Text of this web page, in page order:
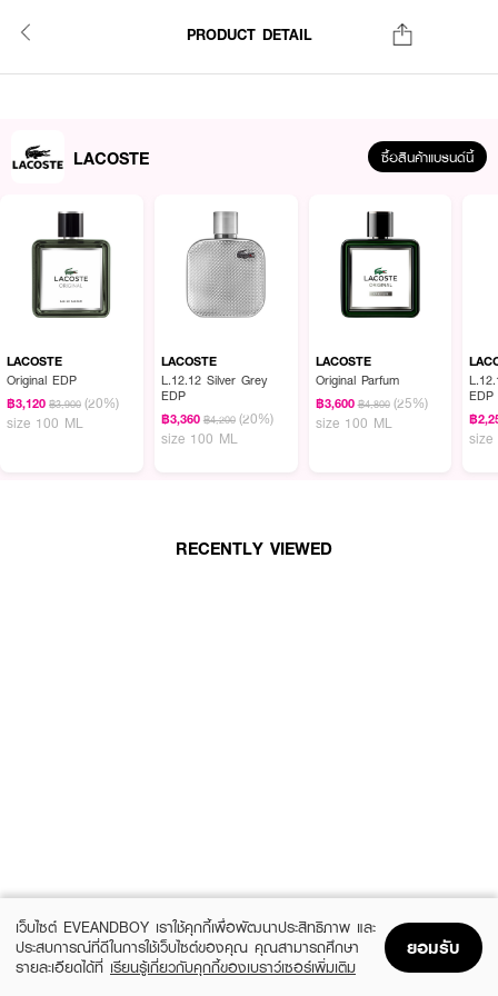
PRODUCT DETAIL
LACOSTE ซื้อสินค้าแบรนด์นี้
LACOSTE
Original EDP
฿3,120 ฿3,900 (20%)
size 100 ML
LACOSTE
L.12.12 Silver Grey
EDP
฿3,360 ฿4,200 (20%)
size 100 ML
LACOSTE
Original Parfum
฿3,600 ฿4,800 (25%)
size 100 ML
EDP
฿
size
RECENTLY VIEWED
เว็บไซต์ EVEANDBOY เราใช้คุกกี้เพื่อพัฒนาประสิทธิภาพ และ
ประสบการณ์ที่ดีในการใช้เว็บไซต์ของคุณ คุณสามารถศึกษา
รายละเอียดได้ที่ เรียนรู้เกี่ยวกับคุกกี้ของเบราว์เซอร์เพิ่มเติม
ยอมรับ